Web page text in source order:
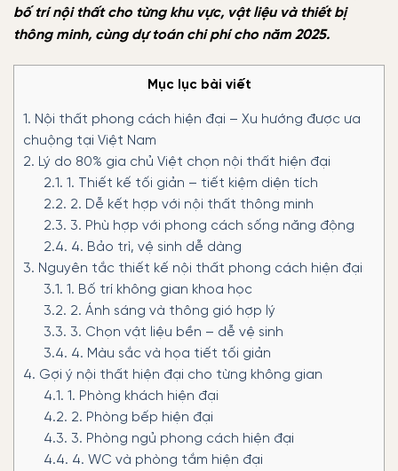
bố trí nội thất cho từng khu vực, vật liệu và thiết bị
thông minh, cùng dự toán chi phí cho năm 2025.
Mục lục bài viết
1. Nội thất phong cách hiện đại – Xu hướng được ưa
chuộng tại Việt Nam
2. Lý do 80% gia chủ Việt chọn nội thất hiện đại
2.1. 1. Thiết kế tối giản – tiết kiệm diện tích
2.2. 2. Dễ kết hợp với nội thất thông minh
2.3. 3. Phù hợp với phong cách sống năng động
2.4. 4. Bảo trì, vệ sinh dễ dàng
3. Nguyên tắc thiết kế nội thất phong cách hiện đại
3.1. 1. Bố trí không gian khoa học
3.2. 2. Ánh sáng và thông gió hợp lý
3.3. 3. Chọn vật liệu bền – dễ vệ sinh
3.4. 4. Màu sắc và họa tiết tối giản
4. Gợi ý nội thất hiện đại cho từng không gian
4.1. 1. Phòng khách hiện đại
4.2. 2. Phòng bếp hiện đại
4.3. 3. Phòng ngủ phong cách hiện đại
4.4. 4. WC và phòng tắm hiện đại